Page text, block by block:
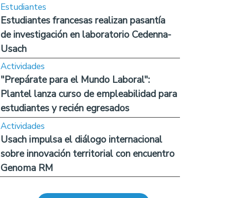
Estudiantes
Estudiantes francesas realizan pasantía
de investigación en laboratorio Cedenna-
Usach
Actividades
"Prepárate para el Mundo Laboral":
Plantel lanza curso de empleabilidad para
estudiantes y recién egresados
Actividades
Usach impulsa el diálogo internacional
sobre innovación territorial con encuentro
Genoma RM